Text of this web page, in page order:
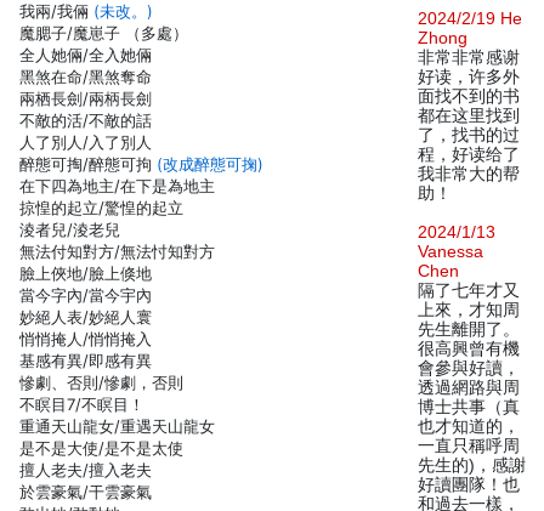
我兩/我倆 (未改。)
魔腮子/魔崽子 （多處）
全人她倆/全入她倆
黑煞在命/黑煞奪命
兩栖長劍/兩柄長劍
不敵的活/不敵的話
人了別人/入了別人
醉態可掏/醉態可拘 (改成醉態可掬)
在下四為地主/在下是為地主
掠惶的起立/驚惶的起立
淩者兒/淩老兒
無法付知對方/無法忖知對方
臉上俠地/臉上倏地
當今字內/當今宇內
妙絕人表/妙絕人寰
悄悄掩人/悄悄掩入
基感有異/即感有異
慘劇、否則/慘劇，否則
不瞑目7/不瞑目！
重通天山龍女/重遇天山龍女
是不是大使/是不是太使
擅人老夫/擅入老夫
於雲豪氣/干雲豪氣
2024/2/19 He
Zhong
非常非常感谢
好读，许多外
面找不到的书
都在这里找到
了，找书的过
程，好读给了
我非常大的帮
助！
2024/1/13
Vanessa
Chen
隔了七年才又
上來，才知周
先生離開了。
很高興曾有機
會參與好讀，
透過網路與周
博士共事（真
也才知道的，
一直只稱呼周
先生的)，感謝
好讀團隊！也
和過去一樣，